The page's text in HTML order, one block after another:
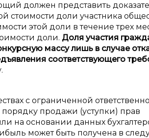
должен представить
стоимости доли участника
этой доли в течение трех
доли. Доля участия
массулишь в случае
соответствующего
с ограниченной
продажи (уступки) прав
на основании данных
может быть получена в